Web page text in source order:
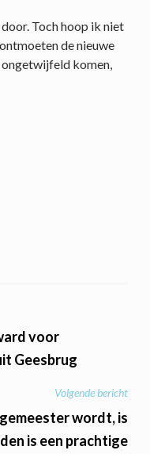
Toch hoop ik niet
de nieuwe
komen,
voor
Geesbrug
Volgende bericht
wordt, is
is een prachtige